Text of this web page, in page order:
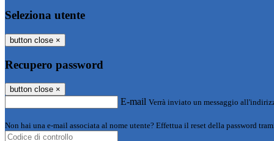
Seleziona utente
button close ×
Recupero password
button close ×
E-mail Verrà inviato un messaggio
Non hai una e-mail associata al nome utente? Effettua il reset della password